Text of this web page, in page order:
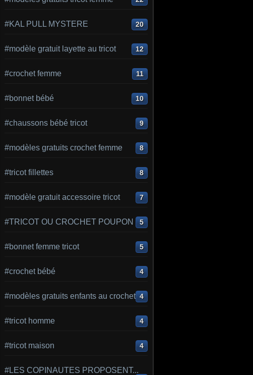
#KAL PULL MYSTERE 20
#modèle gratuit layette au tricot 12
#crochet femme 11
#bonnet bébé 10
#chaussons bébé tricot 9
#modèles gratuits crochet femme 8
#tricot fillettes 8
#modèle gratuit accessoire tricot 7
#TRICOT OU CROCHET POUPON 5
#bonnet femme tricot 5
#crochet bébé 4
#modèles gratuits enfants au crochet 4
#tricot homme 4
#tricot maison 4
#LES COPINAUTES PROPOSENT...